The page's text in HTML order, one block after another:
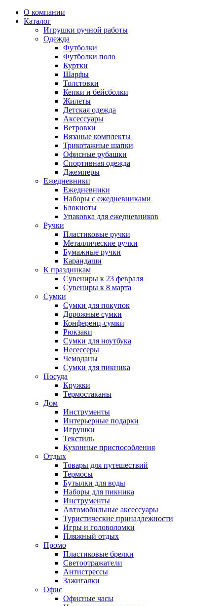
О компании
Каталог
Игрушки ручной работы
Одежда
Футболки
Футболки поло
Куртки
Шарфы
Толстовки
Кепки и бейсболки
Жилеты
Детская одежда
Аксессуары
Ветровки
Вязаные комплекты
Трикотажные шапки
Офисные рубашки
Спортивная одежда
Джемперы
Ежедневники
Ежедневники
Наборы с ежедневниками
Блокноты
Упаковка для ежедневников
Ручки
Пластиковые ручки
Металлические ручки
Бумажные ручки
Карандаши
К праздникам
Сувениры к 23 февраля
Сувениры к 8 марта
Сумки
Сумки для покупок
Дорожные сумки
Конференц-сумки
Рюкзаки
Сумки для ноутбука
Несессеры
Чемоданы
Сумки для пикника
Посуда
Кружки
Термостаканы
Дом
Инструменты
Интерьерные подарки
Игрушки
Текстиль
Кухонные приспособления
Отдых
Товары для путешествий
Термосы
Бутылки для воды
Наборы для пикника
Инструменты
Автомобильные аксессуары
Туристические принадлежности
Игры и головоломки
Пляжный отдых
Промо
Пластиковые брелки
Светоотражатели
Антистрессы
Зажигалки
Офис
Офисные часы